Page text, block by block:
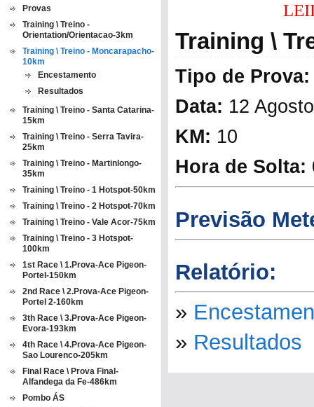
Provas
Training \ Treino -
Orientation/Orientacao-3km
Training \ Treino - Moncarapacho-
10km
Encestamento
Resultados
Training \ Treino - Santa Catarina-
15km
Training \ Treino - Serra Tavira-
25km
Training \ Treino - Martinlongo-
35km
Training \ Treino - 1 Hotspot-50km
Training \ Treino - 2 Hotspot-70km
Training \ Treino - Vale Acor-75km
Training \ Treino - 3 Hotspot-
100km
1st Race \ 1.Prova-Ace Pigeon-
Portel-150km
2nd Race \ 2.Prova-Ace Pigeon-
Portel 2-160km
3th Race \ 3.Prova-Ace Pigeon-
Evora-193km
4th Race \ 4.Prova-Ace Pigeon-
Sao Lourenco-205km
Final Race \ Prova Final-
Alfandega da Fe-486km
Pombo ÁS
Training \
Tipo de Prova:
Data: 12
KM: 10
Hora de Solta:
Previsão
Relatório:
»
» Resultados